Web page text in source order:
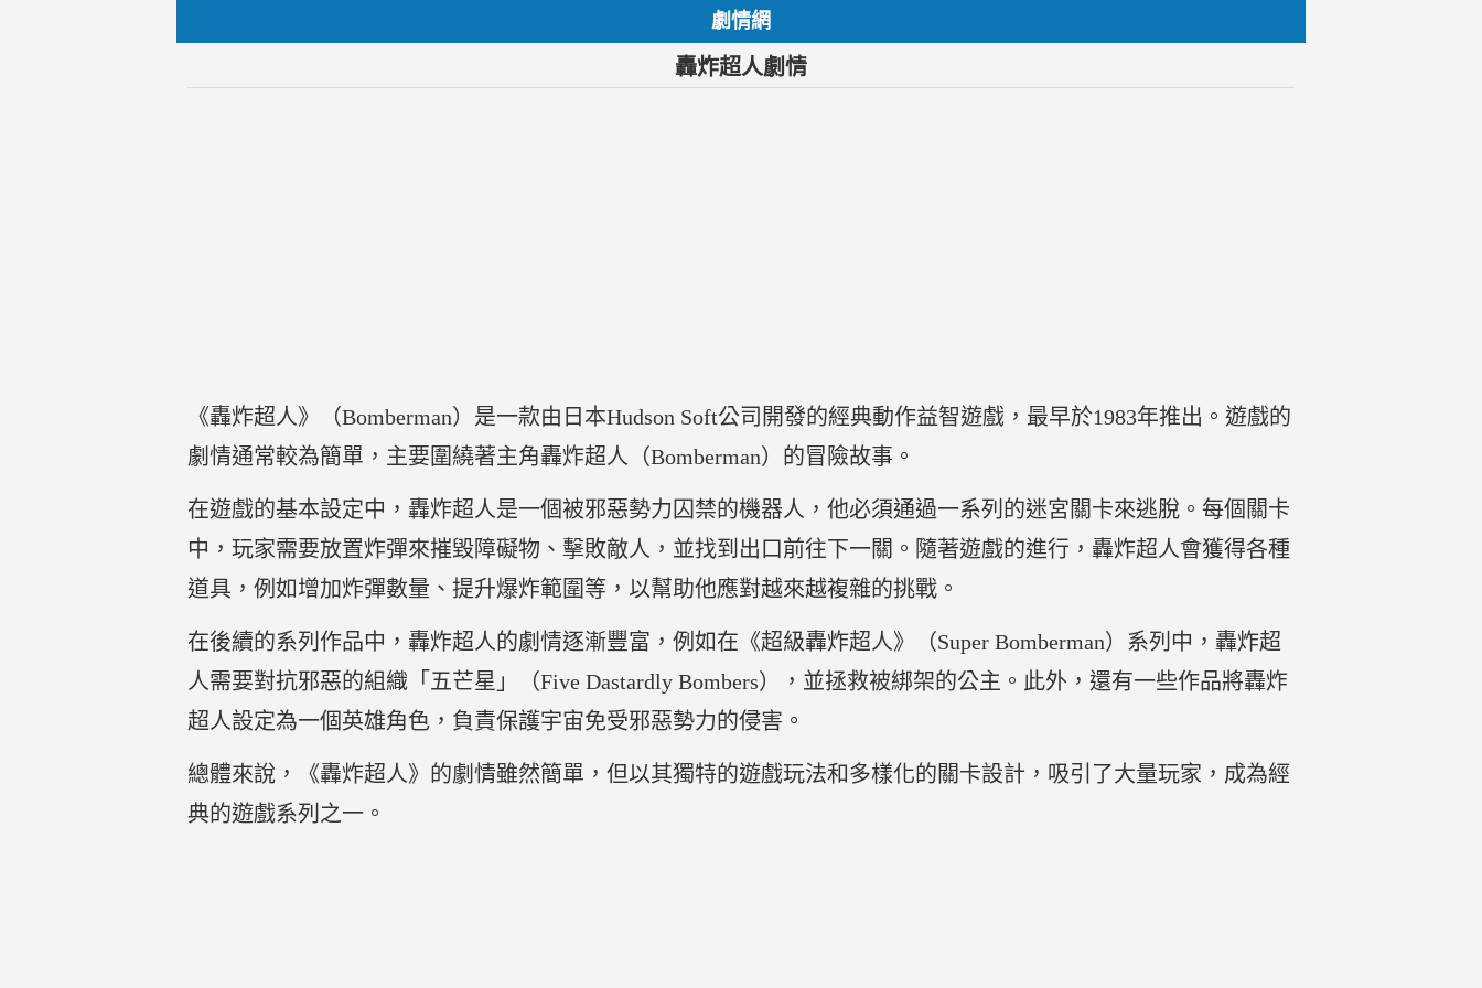
劇情網
轟炸超人劇情
《轟炸超人》（Bomberman）是一款由日本Hudson Soft公司開發的經典動作益智遊戲，最早於1983年推出。遊戲的
劇情通常較為簡單，主要圍繞著主角轟炸超人（Bomberman）的冒險故事。
在遊戲的基本設定中，轟炸超人是一個被邪惡勢力囚禁的機器人，他必須通過一系列的迷宮關卡來逃脫。每個關卡
中，玩家需要放置炸彈來摧毀障礙物、擊敗敵人，並找到出口前往下一關。隨著遊戲的進行，轟炸超人會獲得各種
道具，例如增加炸彈數量、提升爆炸範圍等，以幫助他應對越來越複雜的挑戰。
在後續的系列作品中，轟炸超人的劇情逐漸豐富，例如在《超級轟炸超人》（Super Bomberman）系列中，轟炸超
人需要對抗邪惡的組織「五芒星」（Five Dastardly Bombers），並拯救被綁架的公主。此外，還有一些作品將轟炸
超人設定為一個英雄角色，負責保護宇宙免受邪惡勢力的侵害。
總體來說，《轟炸超人》的劇情雖然簡單，但以其獨特的遊戲玩法和多樣化的關卡設計，吸引了大量玩家，成為經
典的遊戲系列之一。